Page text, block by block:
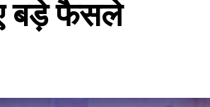
बड़े फैसले